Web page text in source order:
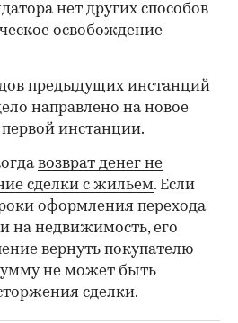
нет других способов
освобождение
предыдущих инстанций
направлено на новое
инстанции.
возврат денег не
сделки с жильем. Если
оформления перехода
на недвижимость, его
вернуть покупателю
не может быть
сделки.